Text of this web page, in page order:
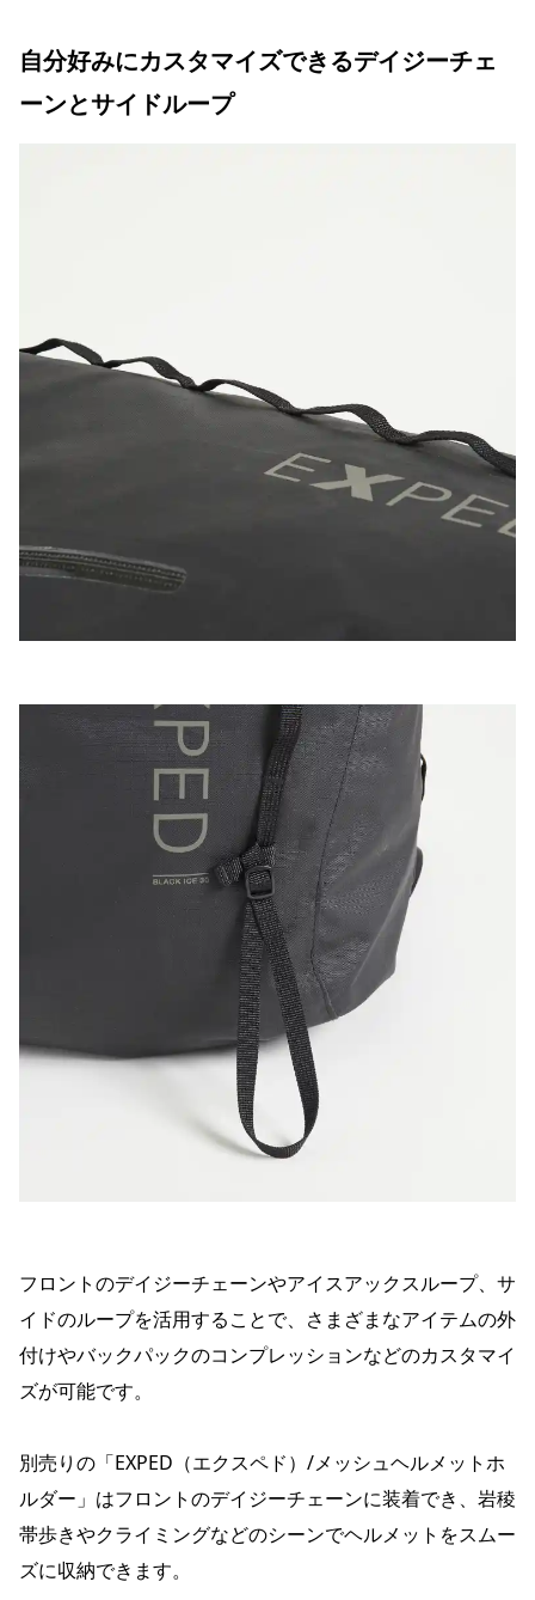
自分好みにカスタマイズできるデイジーチェ
ーンとサイドループ
フロントのデイジーチェーンやアイスアックスループ、サ
イドのループを活用することで、さまざまなアイテムの外
付けやバックパックのコンプレッションなどのカスタマイ
ズが可能です。
別売りの「EXPED（エクスペド）/メッシュヘルメットホ
ルダー」はフロントのデイジーチェーンに装着でき、岩稜
帯歩きやクライミングなどのシーンでヘルメットをスムー
ズに収納できます。